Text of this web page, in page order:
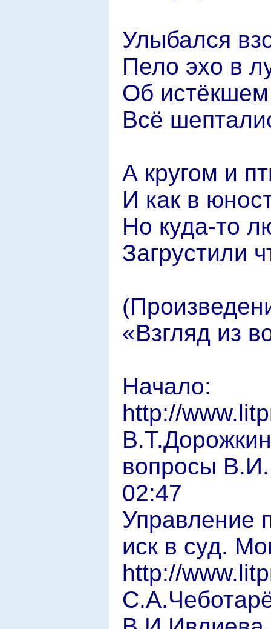
Улыбался
Пело эхо в
Об истёкшем
Всё
А кругом и
И как в
Но куда-то
Загрустили
«Взгляд из
Начало:
http://
вопросы
02:47
Управление
иск в суд.
http://